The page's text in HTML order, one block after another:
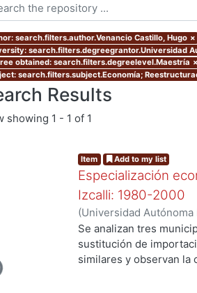
search.filters.author.Venancio Castillo, Hugo ×
search.filters.degreegrantor.Universidad
obtained: search.filters.degreelevel.Maestría ×
search.filters.subject.Economía;
Results
showing 1 - 1 of 1
Item Add to my list
Especialización
Izcalli: 1980-2000
(Universidad
de Servicios de
Se analizan tres
sustitución de
similares y observan la